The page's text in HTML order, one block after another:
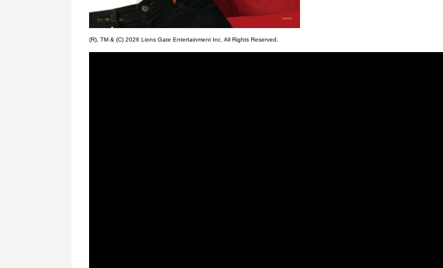
(R), TM & (C) 2026 Lions Gate Entertainment Inc. All Rights Reserved.